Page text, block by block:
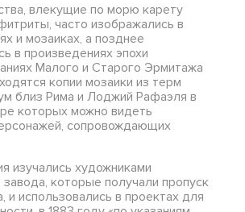
влекущие по морю карету
часто изображались в
и мозаиках, а позднее
в произведениях эпохи
Малого и Старого Эрмитажа
копии мозаики из терм
близ Рима и Лоджий Рафаэля в
которых можно видеть
сопровождающих
изучались художниками
которые получали пропуск
использовались в проектах для